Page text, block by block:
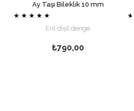
Ay Taşı Bileklik 10 mm
★
Eril dişil denge
★